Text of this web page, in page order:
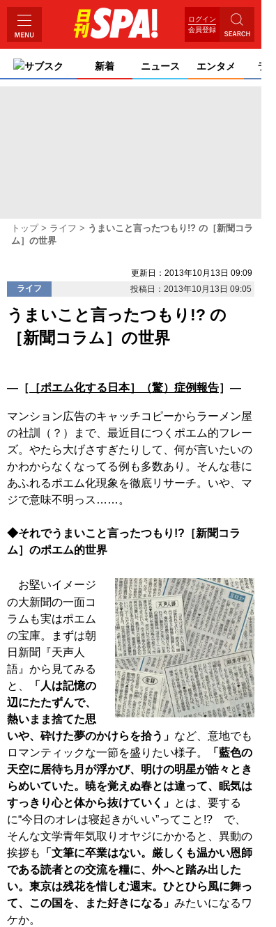
ログイン
会員登録
サブスク 新着 ニュース エンタメ ライ
トップ ライフ
うまいこと言ったつもり!? の［新聞コラ
ム］の世界
更新日：2013年10月13日 09:09
ライフ
投稿日：2013年10月13日 09:05
うまいこと言ったつもり!? の
［新聞コラム］の世界
―［ ［ポエム化する日本］（驚）症例報告］―
マンション広告のキャッチコピーからラーメン屋
の社訓（？）まで、最近目につくポエム的フレー
ズ。やたら大げさすぎたりして、何が言いたいの
かわからなくなってる例も多数あり。そんな巷に
あふれるポエム化現象を徹底リサーチ。いや、マ
ジで意味不明っス……。
◆それでうまいこと言ったつもり!?［新聞コラ
ム］のポエム的世界
お堅いイメージ
の大新聞の一面コ
ラムも実はポエム
の宝庫。まずは朝
日新聞『天声人
語』から見てみる
と、
「人は記憶の
辺にたたずんで、
熱いまま捨てた思
いや、砕けた夢のかけらを拾う」 など、意地でも
ロマンティックな一節を盛りたい様子。
「藍色の
天空に居待ち月が浮かび、明けの明星が皓々とき
らめいていた。暁を覚えぬ春とは違って、眠気は
すっきり心と体から抜けていく」 とは、要する
に“今日のオレは寝起きがいい”ってこと!? で、
そんな文学青年気取りオヤジにかかると、異動の
挨拶も
「文筆に卒業はない。厳しくも温かい恩師
である読者との交流を糧に、外へと踏み出した
い。東京は残花を惜しむ週末。ひとひら風に舞っ
て、この国を、また好きになる」 みたいになるワ
ケか。